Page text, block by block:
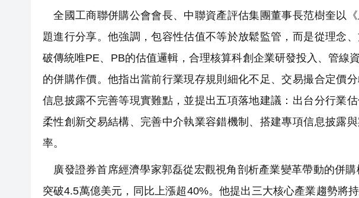
全國工商聯併購公會會長、中聯資產評估集團董事長范樹奎以
題進行分享。他強調，包容性估值不等於放鬆監管，而是從理念
破傳統唯PE、PB的估值邏輯，合理核算科創企業研發投入、管線
的併購作價。他指出當前行業現存規則細化不足、交易撮合定價
信息披露不完善等現實難點，並提出五項落地建議：出台分行業
柔性創新交易結構、完善中介執業容錯機制、搭建專項信息披露
率。
廣發證券首席經濟學家郭磊從宏觀視角剖析產業變革帶動的併
突破4.5萬億美元，同比上漲超40%。他提出三大核心產業趨勢將